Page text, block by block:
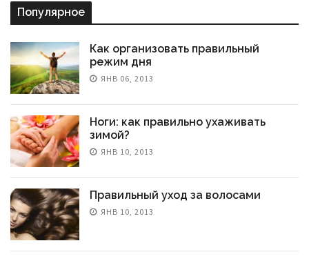
Популярное
Как организовать правильный
режим дня
ЯНВ 06, 2013
Ноги: как правильно ухаживать
зимой?
ЯНВ 10, 2013
Правильный уход за волосами
ЯНВ 10, 2013